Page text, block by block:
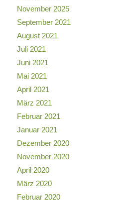
November 2025
September 2021
August 2021
Juli 2021
Juni 2021
Mai 2021
April 2021
März 2021
Februar 2021
Januar 2021
Dezember 2020
November 2020
April 2020
März 2020
Februar 2020